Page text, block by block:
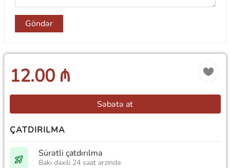
Göndər
12.00 ₼
Səbətə at
ÇATDIRILMA
Sürətli çatdırılma
Bakı daxili 24 saat ərzində